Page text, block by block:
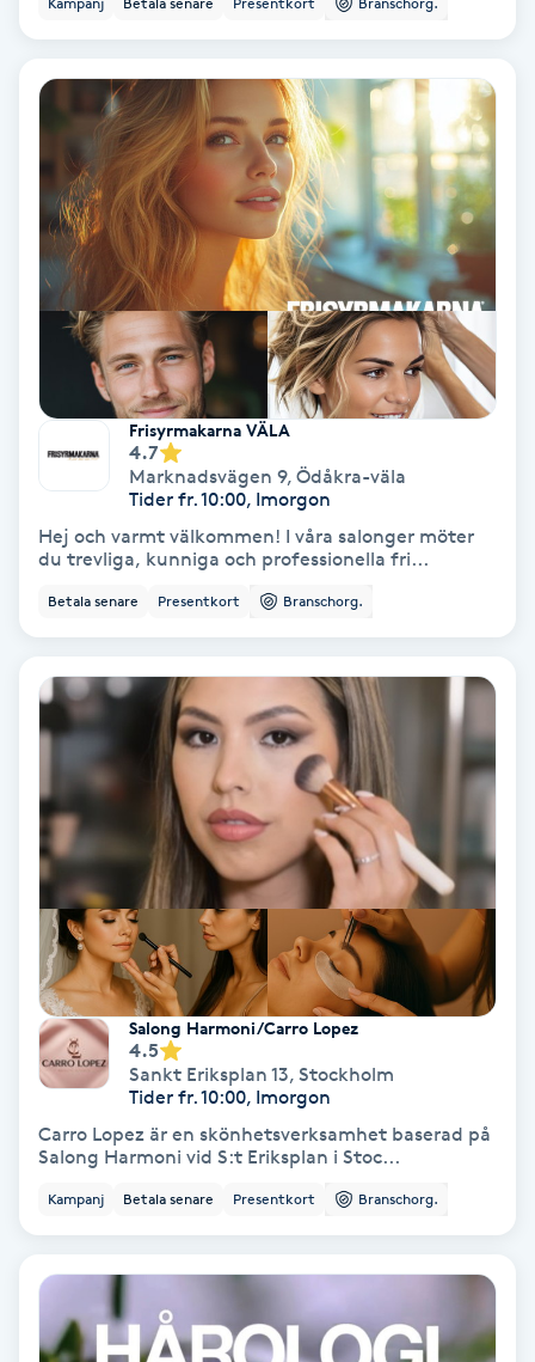
Babylights
Balayage
Bambumassage
Barber
Barnklippning
BIAB
Brynfärgning
Brynplockning
Bröllopsuppsättning
Celluliter
Coachning
Color correction
Cryoterapi
Dermapen
Frisyrmakarna VÄLA
4.7
Marknadsvägen 9, Ödåkra-väla
Tider fr. 10:00, Imorgon
Hej och varmt välkommen! I våra salonger möter
du trevliga, kunniga och professionella fri...
Betala senare Presentkort Branschorg.
Salong Harmoni/Carro Lopez
4.5
Sankt Eriksplan 13, Stockholm
Tider fr. 10:00, Imorgon
Carro Lopez är en skönhetsverksamhet baserad på
Salong Harmoni vid S:t Eriksplan i Stoc...
Kampanj Betala senare Presentkort Branschorg.